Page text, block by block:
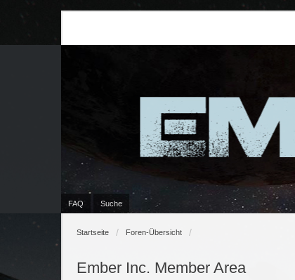
FAQ Suche
Startseite Foren-Übersicht
Ember Inc. Member Area